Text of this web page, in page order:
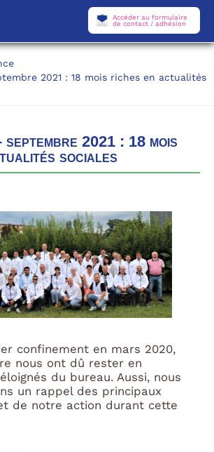
Accéder au formulaire
de contact / adhésion
2021 : 18 mois riches en actualités
2021 : 18 mois
sociales
confinement en mars 2020,
nous ont dû rester en
du bureau. Aussi, nous
un rappel des principaux
de notre action durant cette